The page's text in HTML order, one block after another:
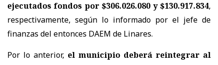
ejecutados fondos por $306.026.080 y $130.917.834,
respectivamente, según lo informado por el jefe de
finanzas del entonces DAEM de Linares.
Por lo anterior, el municipio deberá reintegrar al